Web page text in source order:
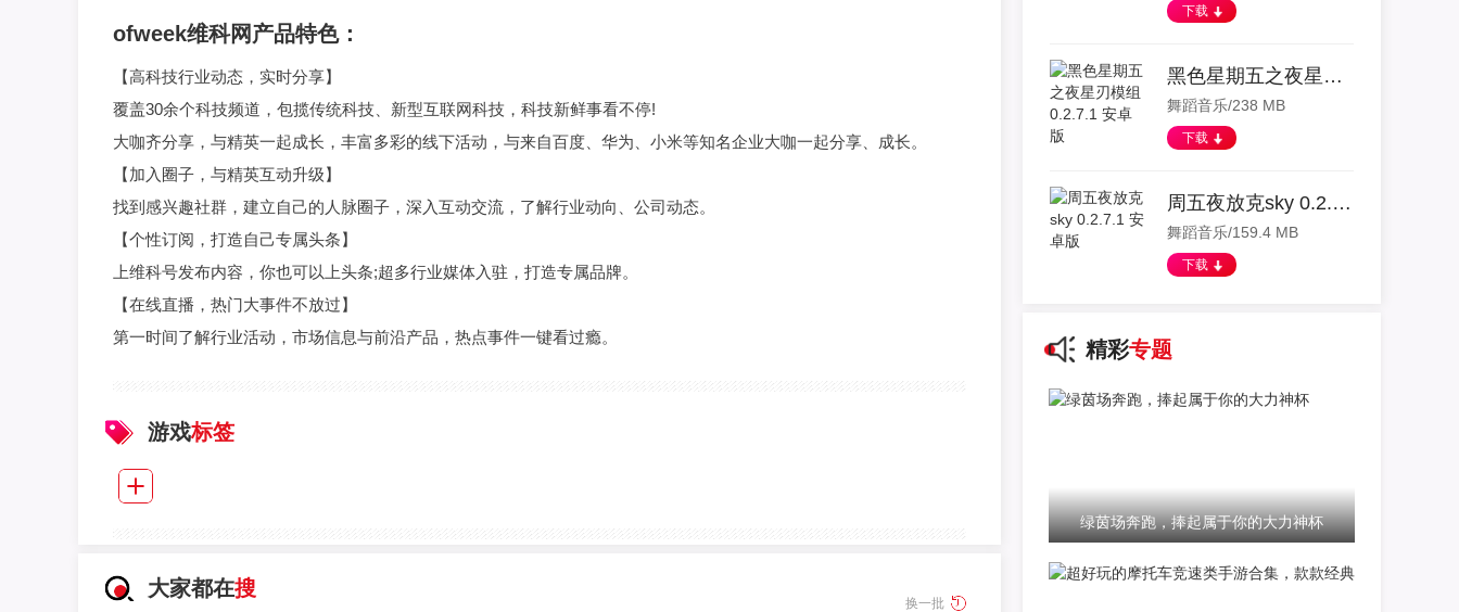
ofweek维科网产品特色：
【高科技行业动态，实时分享】
覆盖30余个科技频道，包揽传统科技、新型互联网科技，科技新鲜事看不停!
大咖齐分享，与精英一起成长，丰富多彩的线下活动，与来自百度、华为、小米等知名企业大咖一起分享、成长。
【加入圈子，与精英互动升级】
找到感兴趣社群，建立自己的人脉圈子，深入互动交流，了解行业动向、公司动态。
【个性订阅，打造自己专属头条】
上维科号发布内容，你也可以上头条;超多行业媒体入驻，打造专属品牌。
【在线直播，热门大事件不放过】
第一时间了解行业活动，市场信息与前沿产品，热点事件一键看过瘾。
游戏标签
大家都在搜
换一批
下载
黑色星期五之夜星刃模组 0.2.7.1 安卓版
舞蹈音乐/238 MB
下载
周五夜放克sky 0.2.7.1 安卓版
舞蹈音乐/159.4 MB
下载
精彩专题
绿茵场奔跑，捧起属于你的大力神杯